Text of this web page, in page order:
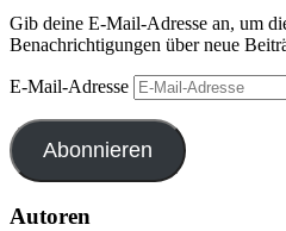
Gib deine E-Mail-Adresse an, um
Benachrichtigungen über neue
E-Mail-Adresse
Abonnieren
Autoren